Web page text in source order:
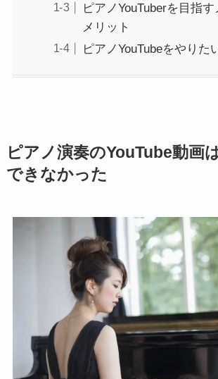
ピアノYouTuberを目指
メリット
ピアノYouTubeをやりた
ピアノ演奏のYouTube動画
できなかった